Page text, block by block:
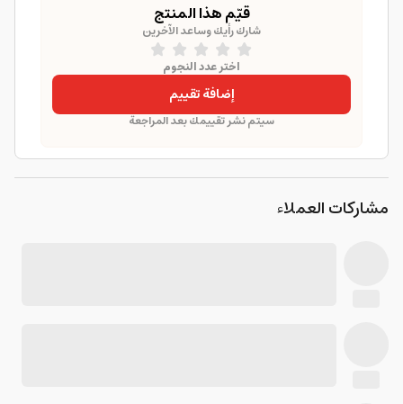
قيّم هذا المنتج
شارك رأيك وساعد الآخرين
اختر عدد النجوم
إضافة تقييم
سيتم نشر تقييمك بعد المراجعة
مشاركات العملاء